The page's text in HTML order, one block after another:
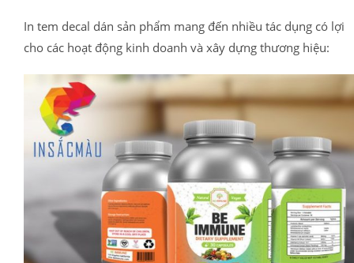
In tem decal dán sản phẩm mang đến nhiều tác dụng có lợi
cho các hoạt động kinh doanh và xây dựng thương hiệu: